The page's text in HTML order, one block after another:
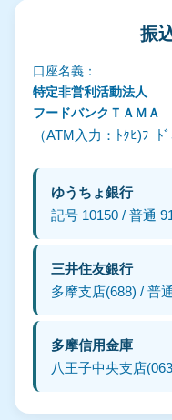
振
口座名義：
特定非営利活動法人
フードバンクＴＡＭＡ
（ATM入力：ﾄｸﾋ)ﾌｰﾄﾞ
ゆうちょ銀行
記号 10150 / 普通
三井住友銀行
多摩支店(688) / 普
多摩信用金庫
八王子中央支店